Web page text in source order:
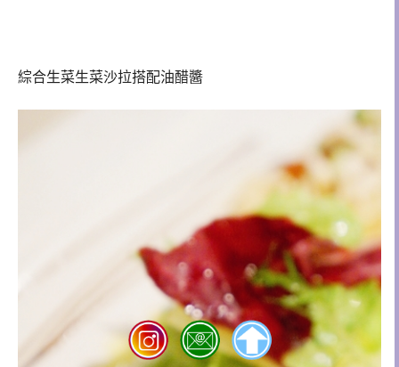
綜合生菜生菜沙拉搭配油醋醬